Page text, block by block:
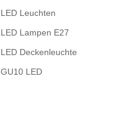
LED Leuchten
LED Lampen E27
LED Deckenleuchte
GU10 LED